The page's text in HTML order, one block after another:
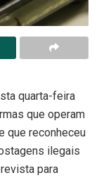
quarta-feira
que operam
que reconheceu
ilegais
para